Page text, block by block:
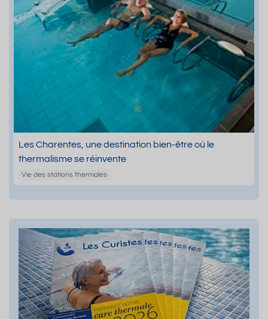
Les Charentes, une destination bien-être où le
thermalisme se réinvente
Vie des stations thermales